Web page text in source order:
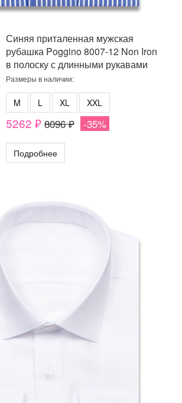
Синяя приталенная мужская
рубашка Poggino 8007-12 Non Iron
в полоску с длинными рукавами
Размеры в наличии:
M L XL XXL
5262 ₽ 8096 ₽ -35%
Подробнее